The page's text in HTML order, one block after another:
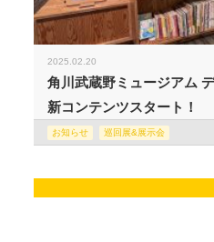
2025.02.20
角川武蔵野ミュージアム
新コンテンツスタート！
お知らせ 巡回展&展示会